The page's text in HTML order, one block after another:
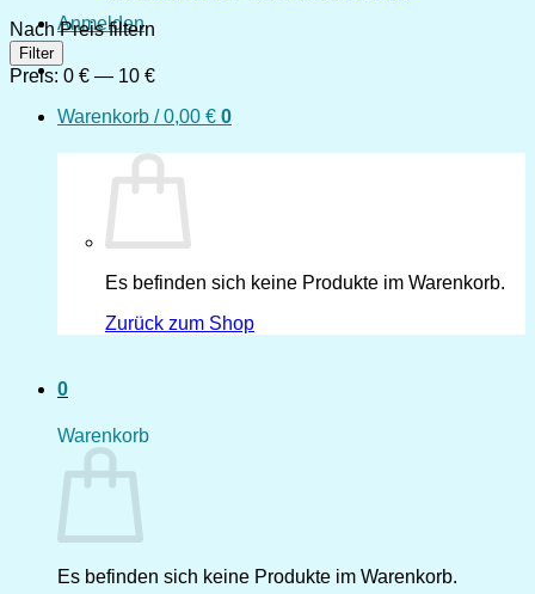
Anmelden
Warenkorb /0,00 € 0
Es befinden sich keine Produkte im Warenkorb.
Zurück zum Shop
0
Warenkorb
Es befinden sich keine Produkte im Warenkorb.
Nach Preis filtern
Min.
Preis
Max.
Preis
Filter
Preis: 0 € — 10 €